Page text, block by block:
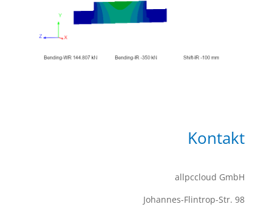
Kontakt
allpccloud GmbH
Johannes-Flintrop-Str. 98